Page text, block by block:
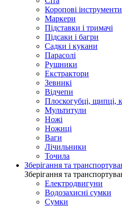
Коропові інструменти
Маркери
Підставки і тримачі
Підсаки і багри
Садки і кукани
Парасолі
Рушники
Екстрактори
Зевникі
Відчепи
Плоскогубці, щипці,
Мультитули
Ножі
Ножиці
Ваги
Лічильники
Точила
Зберігання та
Зберігання та
Електродвигуни
Водозахисні сумки
Сумки